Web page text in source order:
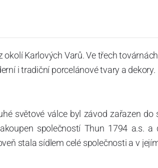
Karlových Varů. Ve třech továrnách
i tradiční porcelánové tvary a dekory.
světové válce byl závod zařazen do
společností Thun 1794 a.s. a
stala sídlem celé společnosti a v